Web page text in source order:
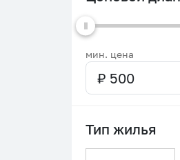
мин. цена
Тип жилья